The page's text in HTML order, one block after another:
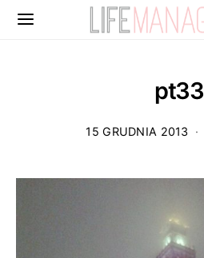
pt33
15 GRUDNIA 2013